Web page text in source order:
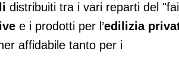
distribuiti tra i vari reparti del "fai
e i prodotti per l’edilizia
affidabile tanto per i